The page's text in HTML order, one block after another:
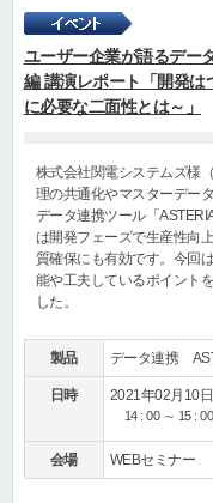
ユーザー企業が語るデー
編 講演レポート「開発は
に必要な二面性とは～」
株式会社関電システムズ様
理の共通化やマスターデー
データ連携ツール「
は開発フェーズで生産性向
質確保にも有効です。今回
能や工夫しているポイント
した。
製品 データ連携
日時 2021年02月10日
14 : 00 ～ 15 : 00
会場 WEBセミナー